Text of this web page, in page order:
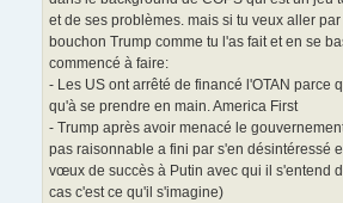
et de ses problèmes. mais si tu veux aller
bouchon Trump comme tu l'as fait et en se
commencé à faire:
- Les US ont arrêté de financé l'OTAN parce
qu'à se prendre en main. America First
- Trump après avoir menacé le
pas raisonnable a fini par s'en désintéressé
vœux de succès à Putin avec qui il s'entend
cas c'est ce qu'il s'imagine)